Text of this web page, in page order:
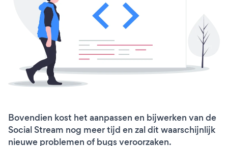
Bovendien kost het aanpassen en bijwerken van de
Social Stream nog meer tijd en zal dit waarschijnlijk
nieuwe problemen of bugs veroorzaken.